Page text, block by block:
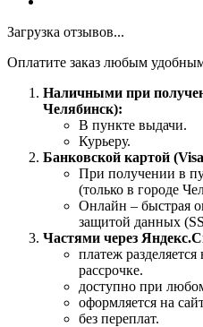
Загрузка отзывов...
Оплатите заказ любым
Наличными при
Челябинск):
В пункте выдачи.
Курьеру.
Банковской картой
При получении в
(только в городе
Онлайн – быстрая
защитой данных
Частями через
платеж
рассрочке.
доступно при
оформляется на
без переплат.